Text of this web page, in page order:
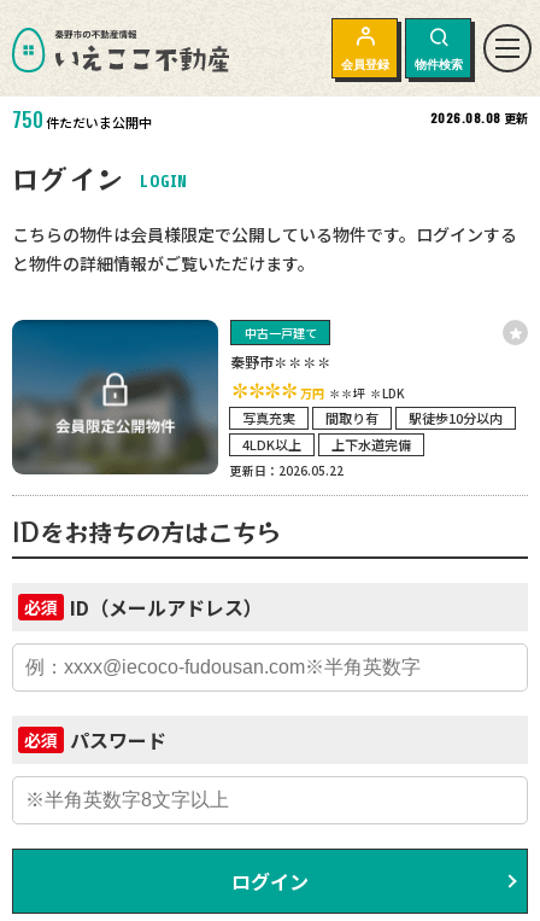
会員登録 物件検索
750件ただいま公開中 2026.08.08 更新
ログイン LOGIN
こちらの物件は会員様限定で公開している物件です。ログインする
と物件の詳細情報がご覧いただけます。
中古一戸建て
秦野市✽✽✽✽
✽✽✽✽ 万円 ✽✽坪 ✽LDK
写真充実 間取り有
駅徒歩10分以内
4LDK以上
上下水道完備
更新日：2026.05.22
IDをお持ちの方はこちら
必須 ID（メールアドレス）
必須 パスワード
ログイン